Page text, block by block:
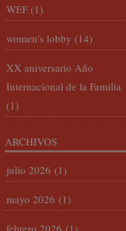
WEF (1)
women's lobby (14)
XX aniversario Año
Internacional de la Familia
(1)
ARCHIVOS
julio 2026 (1)
mayo 2026 (1)
febrero 2026 (1)